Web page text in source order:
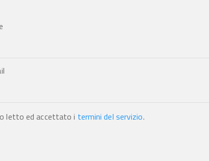
letto ed accettato i termini del servizio.